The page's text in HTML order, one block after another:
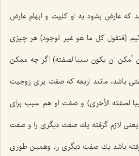
كه عارض بشود به او كلیت و ابهام عارض
(فنقول کل ما هو غیر الوجود)هر چیزى
أمکن ان یکون سببا لصفته) اگر چه ممكن
باشد، مانند اربعه كه صفت براى زوجیت
لصفته الأخرى) و صفت او هم سبب براى
لازم گرفته یك صفت دیگرى را و صفت
باشد یك صفت دیگرى را، وهمین طورى